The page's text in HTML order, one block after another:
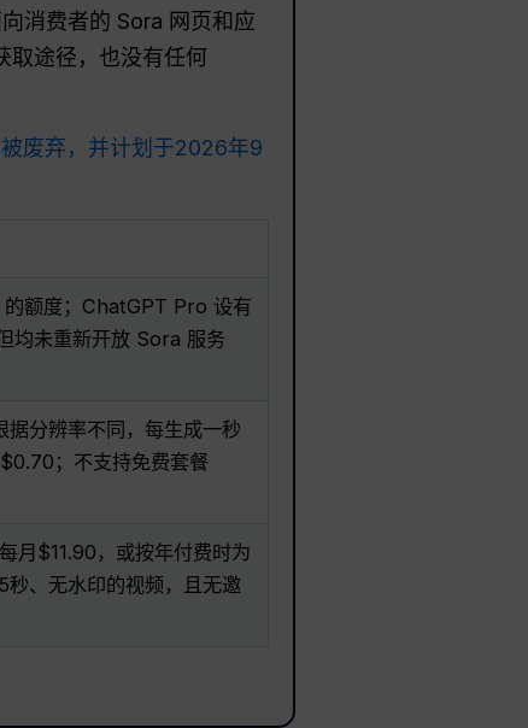
消费者的 Sora 网页和应
取途径，也没有任何
废弃，并计划于2026年9
额度；ChatGPT Pro 设有
均未重新开放 Sora 服务
分辨率不同，每生成一秒
；不支持免费套餐
月$11.90，或按年付费时为
、无水印的视频，且无邀